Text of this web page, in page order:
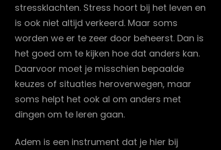
stressklachten. Stress hoort bij het leven en
is ook niet altijd verkeerd. Maar soms
worden we er te zeer door beheerst. Dan is
het goed om te kijken hoe dat anders kan.
Daarvoor moet je misschien bepaalde
keuzes of situaties heroverwegen, maar
soms helpt het ook al om anders met
dingen om te leren gaan.
Adem is een instrument dat je hier bij